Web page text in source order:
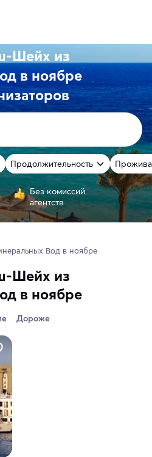
Шейх из
в ноябре
Продолжительность
Без комиссий
агентств
Вод в ноябре
Шейх из
в ноябре
Дороже